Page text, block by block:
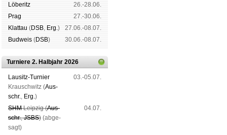
Lö­be­ritz
26.-28.06.
Prag
27.-30.06.
Klat­tau (DSB, Erg.)
27.06.-08.07.
Bud­weis (DSB) 30.06.-08.07.
Turniere 2. Halbjahr 2026
Lau­sitz-Tur­nier
Krausch­witz (Aus­
schr., Erg.)
03.-05.07.
SHMLeip­zig (Aus­
schr.,JSBS) (ab­ge­
sagt)
04.07.